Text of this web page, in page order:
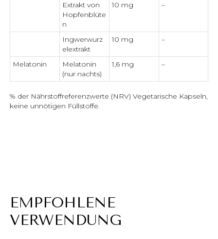
Extrakt von
Hopfenblüte
n
10 mg –
Ingwerwurz
elextrakt
10 mg –
Melatonin
Melatonin
(nur nachts)
1,6 mg –
% der Nährstoffreferenzwerte (NRV) Vegetarische Kapseln,
keine unnötigen Füllstoffe.
EMPFOHLENE
VERWENDUNG